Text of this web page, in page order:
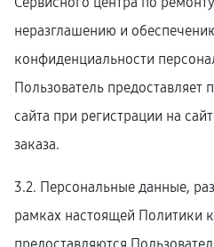
неразглашению и
конфиденциальности
Пользователь предоставляет
сайта при регистрации на
заказа.
3.2. Персональные данные,
рамках настоящей Политики